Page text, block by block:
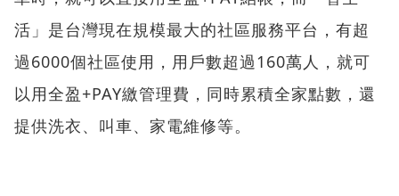
活」是台灣現在規模最大的社區服務平台，有超
過6000個社區使用，用戶數超過160萬人，就可
以用全盈+PAY繳管理費，同時累積全家點數，還
提供洗衣、叫車、家電維修等。